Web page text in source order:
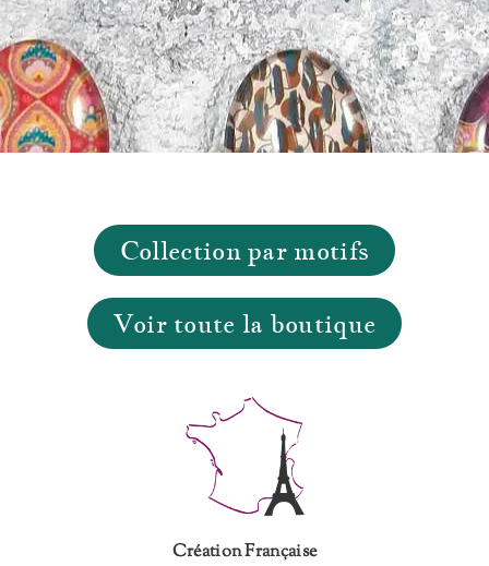
Collection par motifs
Voir toute la boutique
Création Française